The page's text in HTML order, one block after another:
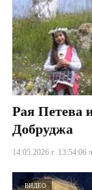
Рая Петева
Добруджа
14.05.2026 г. 13:54:06 ч.
ВИДЕО